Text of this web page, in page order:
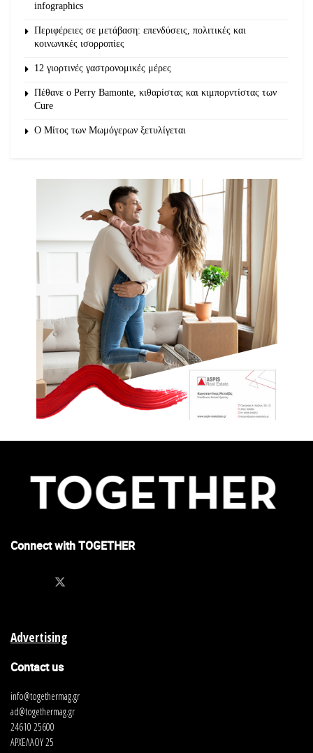
infographics
Περιφέρειες σε μετάβαση: επενδύσεις, πολιτικές και
κοινωνικές ισορροπίες
12 γιορτινές γαστρονομικές μέρες
Πέθανε ο Perry Bamonte, κιθαρίστας και κιμπορντίστας των
Cure
O Μίτος των Μωμόγερων ξετυλίγεται
Connect with TOGETHER
Advertising
Contact us
info@togethermag.gr
ad@togethermag.gr
24610 25600
ΑΡΧΕΛΑΟΥ 25